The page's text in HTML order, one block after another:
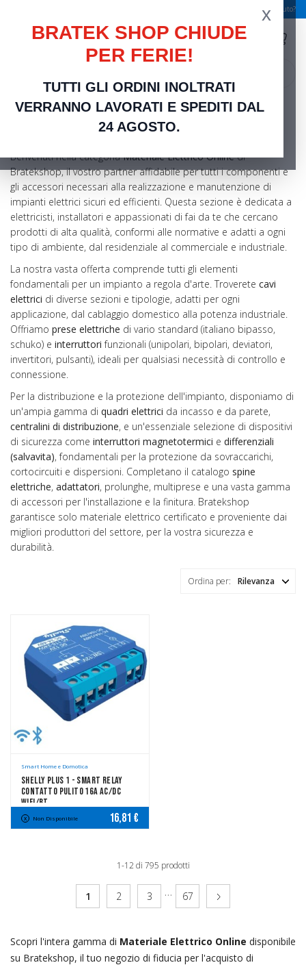
Serve aiuto?
x
BRATEK SHOP CHIUDE
PER FERIE!
TUTTI GLI ORDINI INOLTRATI
VERRANNO LAVORATI E SPEDITI DAL
24 AGOSTO.
Home Materiale Elettrico Civile
Materiale Elettrico Civile
Benvenuti nella categoriaMateriale Elettrico Onlinedi
Bratekshop, il vostro partner affidabile per tutti i componenti e
gli accessori necessari alla realizzazione e manutenzione di
impianti elettrici sicuri ed efficienti. Questa sezione è dedicata a
elettricisti, installatori e appassionati di fai da te che cercano
prodotti di alta qualità, conformi alle normative e adatti a ogni
tipo di ambiente, dal residenziale al commerciale e industriale.
La nostra vasta offerta comprende tutti gli elementi
fondamentali per un impianto a regola d'arte. Troverete cavi
elettrici di diverse sezioni e tipologie, adatti per ogni
applicazione, dal cablaggio domestico alla potenza industriale.
Offriamo prese elettriche di vario standard (italiano bipasso,
schuko) e interruttori funzionali (unipolari, bipolari, deviatori,
invertitori, pulsanti), ideali per qualsiasi necessità di controllo e
connessione.
Per la distribuzione e la protezione dell'impianto, disponiamo di
un'ampia gamma di quadri elettrici da incasso e da parete,
centralini di distribuzione, e un'essenziale selezione di dispositivi
di sicurezza come interruttori magnetotermici e differenziali
(salvavita), fondamentali per la protezione da sovraccarichi,
cortocircuiti e dispersioni. Completano il catalogo spine
elettriche, adattatori, prolunghe, multiprese e una vasta gamma
di accessori per l'installazione e la finitura. Bratekshop
garantisce solo materiale elettrico certificato e proveniente dai
migliori produttori del settore, per la vostra sicurezza e
durabilità.
Ordina per: Rilevanza
Smart Home e Domotica
Shelly Plus 1 - Smart Relay
Contatto Pulito 16A AC/DC
WiFi/BT
Non Disponibile 16,81 €
1-12 di 795 prodotti
1 2 3 … 67
Scopri l'intera gamma di Materiale Elettrico Online disponibile
su Bratekshop, il tuo negozio di fiducia per l'acquisto di